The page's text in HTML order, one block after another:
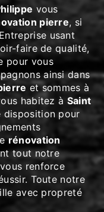
vous
pierre, si
usant
faire de qualité,
pour vous
ainsi dans
et sommes à
habitez à Saint
disposition pour
rénovation
tout notre
renforce
Toute notre
avec propreté